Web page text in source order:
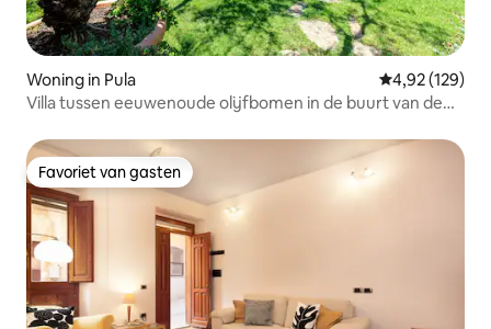
Woning in Pula Gemiddelde
4,92 (129)
Villa tussen eeuwenoude olijfbomen in de buurt van de
Favoriet van gasten
Favoriet van gasten